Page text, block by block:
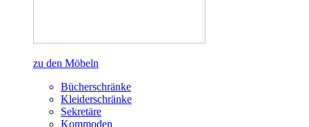
zu den Möbeln
Bücherschränke
Kleiderschränke
Sekretäre
Kommoden